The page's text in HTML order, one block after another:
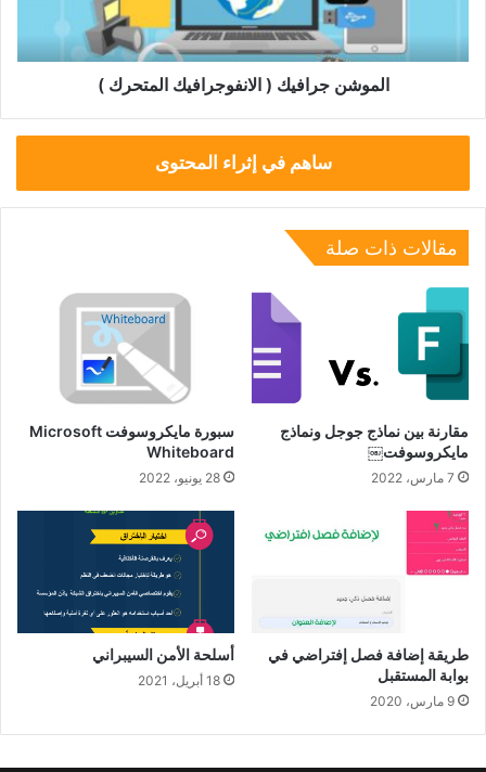
الموشن جرافيك ( الانفوجرافيك المتحرك )
ساهم في إثراء المحتوى
مقالات ذات صلة
مقارنة بين نماذج جوجل ونماذج
مايكروسوفت￼
7 مارس، 2022
سبورة مايكروسوفت Microsoft
Whiteboard
28 يونيو، 2022
طريقة إضافة فصل إفتراضي في
بوابة المستقبل
9 مارس، 2020
أسلحة الأمن السيبراني
18 أبريل، 2021